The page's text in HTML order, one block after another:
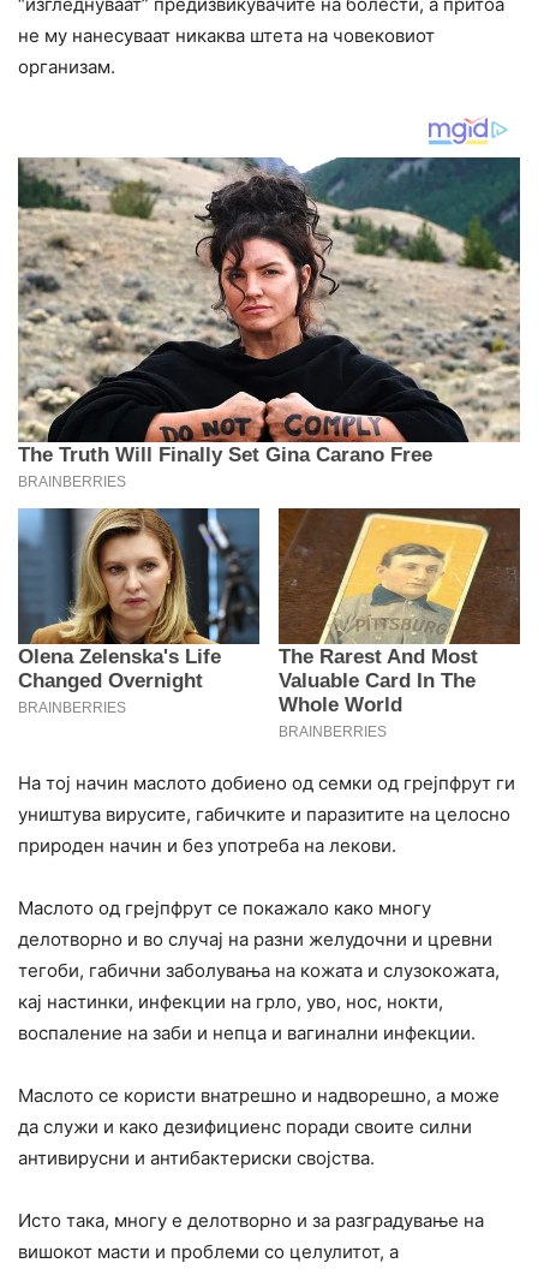
не му нанесуваат никаква штета на човековиот
организам.
На тој начин маслото добиено од семки од грејпфрут ги
уништува вирусите, габичките и паразитите на целосно
природен начин и без употреба на лекови.
Маслото од грејпфрут се покажало како многу
делотворно и во случај на разни желудочни и цревни
тегоби, габични заболувања на кожата и слузокожата,
кај настинки, инфекции на грло, уво, нос, нокти,
воспаление на заби и непца и вагинални инфекции.
Маслото се користи внатрешно и надворешно, а може
да служи и како дезифициенс поради своите силни
антивирусни и антибактериски својства.
Исто така, многу е делотворно и за разградување на
вишокот масти и проблеми со целулитот, а